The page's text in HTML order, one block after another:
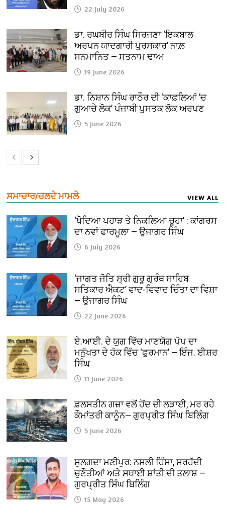
22 July 2026
ਡਾ. ਰਘਬੀਰ ਸਿੰਘ ਸਿਰਜਣਾ ‘ਇਕਬਾਲ
ਅਰਪਨ ਯਾਦਗਾਰੀ ਪੁਰਸਕਾਰ’ ਨਾਲ਼
ਸਨਮਾਨਿਤ — ਸਤਨਾਮ ਢਾਅ
19 June 2026
ਡਾ. ਨਿਸ਼ਾਨ ਸਿੰਘ ਰਾਠੌਰ ਦੀ ‘ਕਾਫ਼ਲਿਆਂ ’ਚ
ਗੁਆਚੇ ਲੋਕ’ ਪੰਜਾਬੀ ਪੁਸਤਕ ਲੋਕ ਅਰਪਣ
5 June 2026
ਸਮਾਚਾਰ/ਚਲਦੇ ਮਾਮਲੇ VIEW ALL
‘ਖੋਦਿਆ ਪਹਾੜ ਤੇ ਨਿਕਲਿਆ ਚੂਹਾ’ : ਕਾਂਗਰਸ
ਦਾ ਨਵਾਂ ਫਾਰਮੂਲਾ — ਉਜਾਗਰ ਸਿੰਘ
6 July 2026
‘ਜਾਗਤ ਜੋਤਿ ਸ੍ਰੀ ਗੁਰੂ ਗ੍ਰੰਥ ਸਾਹਿਬ
ਸਤਿਕਾਰ ਐਕਟ’ ਵਾਦ-ਵਿਵਾਦ ਚਿੰਤਾ ਦਾ ਵਿਸ਼ਾ
— ਉਜਾਗਰ ਸਿੰਘ
22 June 2026
ਏ.ਆਈ. ਦੇ ਯੁਗ ਵਿੱਚ ਮਾਣਯੋਗ ਪੋਪ ਦਾ
ਮਨੁੱਖਤਾ ਦੇ ਹੱਕ ਵਿੱਚ ‘ਫੁਰਮਾਨ’ — ਇੰਜ. ਈਸ਼ਰ
ਸਿੰਘ
11 June 2026
ਫ਼ਲਸਤੀਨ ਗਜ਼ਾ ਵਲੋਂ ਹੋਂਦ ਦੀ ਲੜਾਈ, ਮਰ ਰਹੇ
ਕੌਮਾਂਤਰੀ ਕਾਨੂੰਨ— ਗੁਰਪ੍ਰੀਤ ਸਿੰਘ ਬਿਲਿੰਗ
5 June 2026
ਸੁਲਗਦਾ ਮਣੀਪੁਰ: ਨਸਲੀ ਹਿੰਸਾ, ਸਰਹੱਦੀ
ਚੁਣੌਤੀਆਂ ਅਤੇ ਸਥਾਈ ਸ਼ਾਂਤੀ ਦੀ ਤਲਾਸ਼ —
ਗੁਰਪ੍ਰੀਤ ਸਿੰਘ ਬਿਲਿੰਗ
15 May 2026